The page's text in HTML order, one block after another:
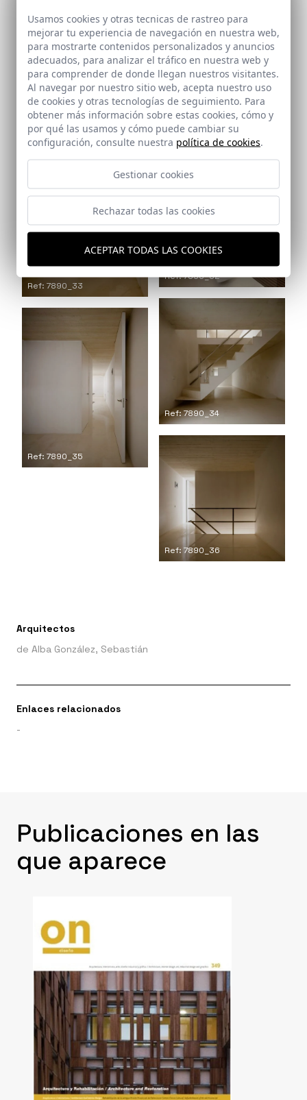
Ref: 7890_30
Ref: 7890_31
Ref: 7890_32
Ref: 7890_33
Ref: 7890_34
Ref: 7890_35
Ref: 7890_36
Arquitectos
de Alba González, Sebastián
Enlaces relacionados
-
Publicaciones en las
que aparece
Usamos cookies y otras tecnicas de rastreo para
mejorar tu experiencia de navegación en nuestra web,
para mostrarte contenidos personalizados y anuncios
adecuados, para analizar el tráfico en nuestra web y
para comprender de donde llegan nuestros visitantes.
Al navegar por nuestro sitio web, acepta nuestro uso
de cookies y otras tecnologías de seguimiento. Para
obtener más información sobre estas cookies, cómo y
por qué las usamos y cómo puede cambiar su
configuración, consulte nuestra política de cookies.
Gestionar cookies
Rechazar todas las cookies
ACEPTAR TODAS LAS COOKIES